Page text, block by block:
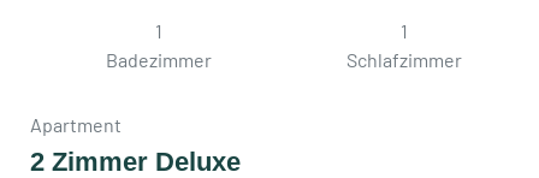
1
Badezimmer
1
Schlafzimmer
Apartment
2 Zimmer Deluxe